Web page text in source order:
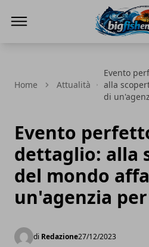
Home Attualità
Evento
alla
di
Evento
dettaglio: alla
del mondo
un'agenzia
di Redazione27/12/2023